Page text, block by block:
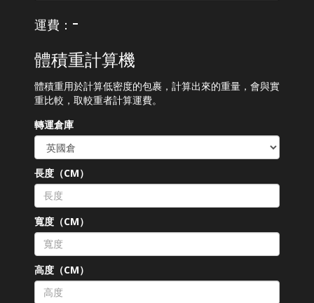
運費： -
體積重計算機
體積重用於計算低密度的包裹，計算出來的重量，會與實
重比較，取較重者計算運費。
轉運倉庫
長度（CM）
寬度（CM）
高度（CM）